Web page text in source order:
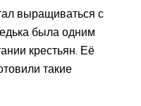
выращиваться с
была одним
крестьян. Её
такие